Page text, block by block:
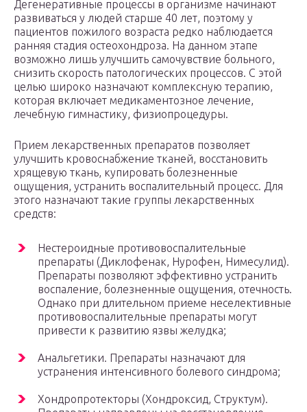
Дегенеративные процессы в организме начинают
развиваться у людей старше 40 лет, поэтому у
пациентов пожилого возраста редко наблюдается
ранняя стадия остеохондроза. На данном этапе
возможно лишь улучшить самочувствие больного,
снизить скорость патологических процессов. С этой
целью широко назначают комплексную терапию,
которая включает медикаментозное лечение,
лечебную гимнастику, физиопроцедуры.
Прием лекарственных препаратов позволяет
улучшить кровоснабжение тканей, восстановить
хрящевую ткань, купировать болезненные
ощущения, устранить воспалительный процесс. Для
этого назначают такие группы лекарственных
средств:
Нестероидные противовоспалительные
препараты (Диклофенак, Нурофен, Нимесулид).
Препараты позволяют эффективно устранить
воспаление, болезненные ощущения, отечность.
Однако при длительном приеме неселективные
противовоспалительные препараты могут
привести к развитию язвы желудка;
Анальгетики. Препараты назначают для
устранения интенсивного болевого синдрома;
Хондропротекторы (Хондроксид, Структум).